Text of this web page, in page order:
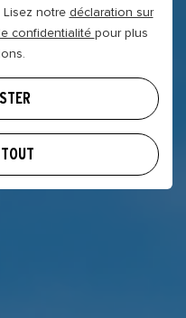
notre déclaration sur
confidentialité pour plus